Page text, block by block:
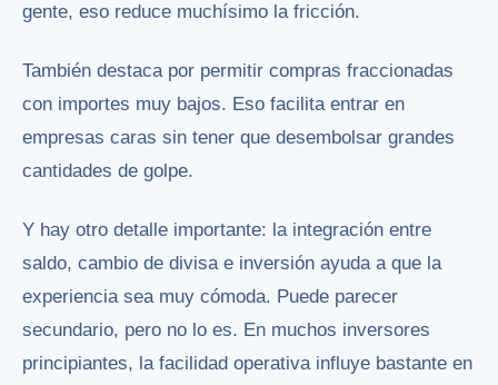
gente, eso reduce muchísimo la fricción.
También destaca por permitir compras fraccionadas
con importes muy bajos. Eso facilita entrar en
empresas caras sin tener que desembolsar grandes
cantidades de golpe.
Y hay otro detalle importante: la integración entre
saldo, cambio de divisa e inversión ayuda a que la
experiencia sea muy cómoda. Puede parecer
secundario, pero no lo es. En muchos inversores
principiantes, la facilidad operativa influye bastante en